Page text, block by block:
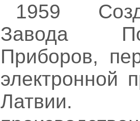
1959
Завода
Приборов,
электронной